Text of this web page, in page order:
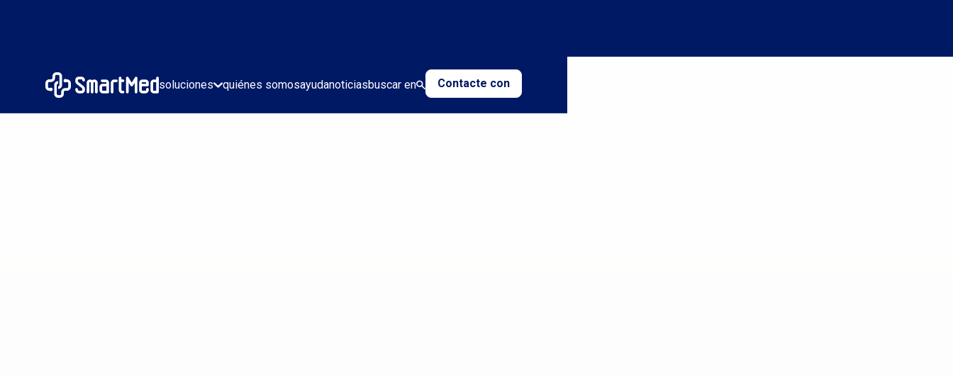
soluciones quiénes somosayudanoticiasbuscar en Contacte con